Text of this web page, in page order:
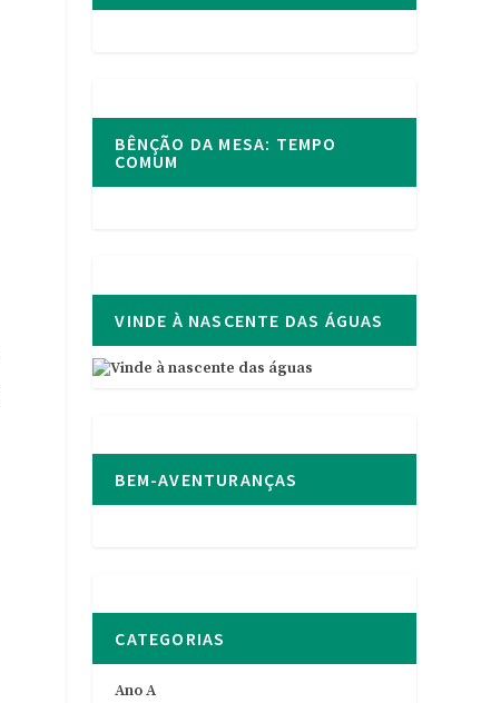
BÊNÇÃO DA MESA: TEMPO
COMUM
VINDE À NASCENTE DAS ÁGUAS
BEM-AVENTURANÇAS
CATEGORIAS
Ano A